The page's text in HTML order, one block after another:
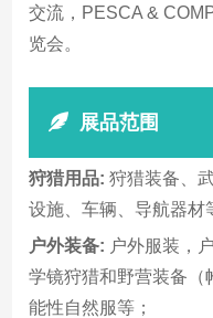
交流，PESCA &
览会。
展品范围
狩猎用品: 狩猎装备、
设施、车辆、导航器材
户外装备: 户外服装，
学镜狩猎和野营装备（
能性自然服等；